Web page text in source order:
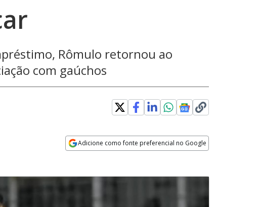
Rômulo retornou ao
com gaúchos
Adicione como fonte preferencial no Google